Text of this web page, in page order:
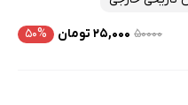
۵۰۰۰۰ ۲۵,۰۰۰ تومان ۵۰%